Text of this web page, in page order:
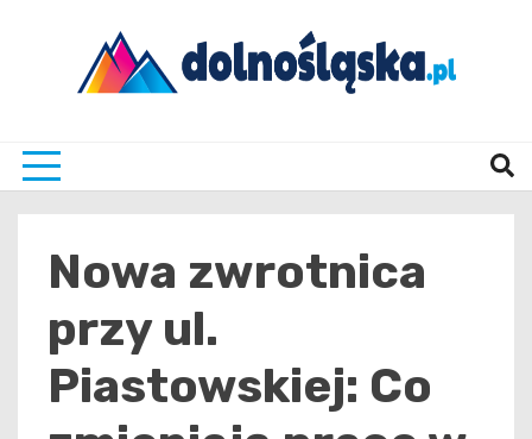
Nowa zwrotnica
przy ul.
Piastowskiej: Co